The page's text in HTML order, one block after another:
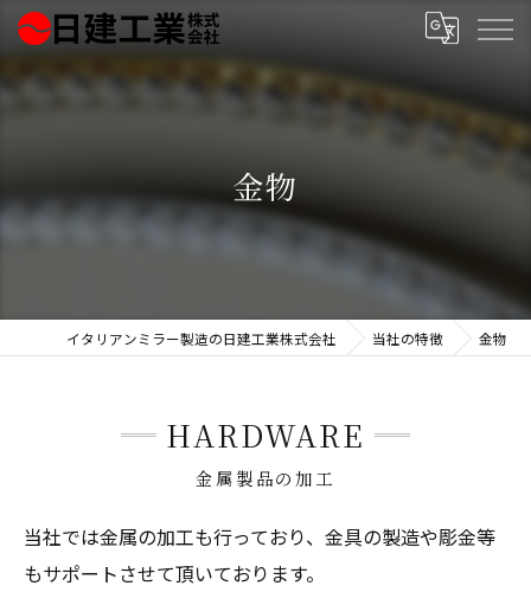
金物
イタリアンミラー製造の日建工業株式会社 当社の特徴 金物
金属製品の加工
HARDWARE
当社では金属の加工も行っており、金具の製造や彫金等
もサポートさせて頂いております。